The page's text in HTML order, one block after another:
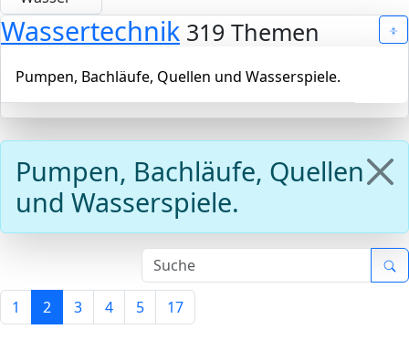
Wassertechnik 319 Themen
Pumpen, Bachläufe, Quellen und Wasserspiele.
Pumpen, Bachläufe, Quellen
und Wasserspiele.
1 2 3 4 5 17